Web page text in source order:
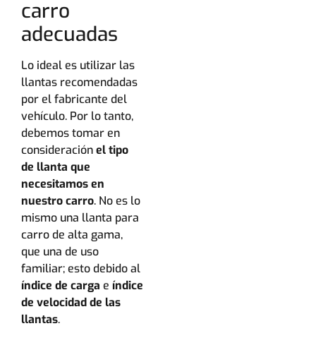
carro
adecuadas
Lo ideal es utilizar las
llantas recomendadas
por el fabricante del
vehículo. Por lo tanto,
debemos tomar en
consideraciónel tipo
de llanta que
necesitamos en
nuestro carro. No es lo
mismo una llanta para
carro de alta gama,
que una de uso
familiar; esto debido al
índice de carga e índice
de velocidad de las
llantas.